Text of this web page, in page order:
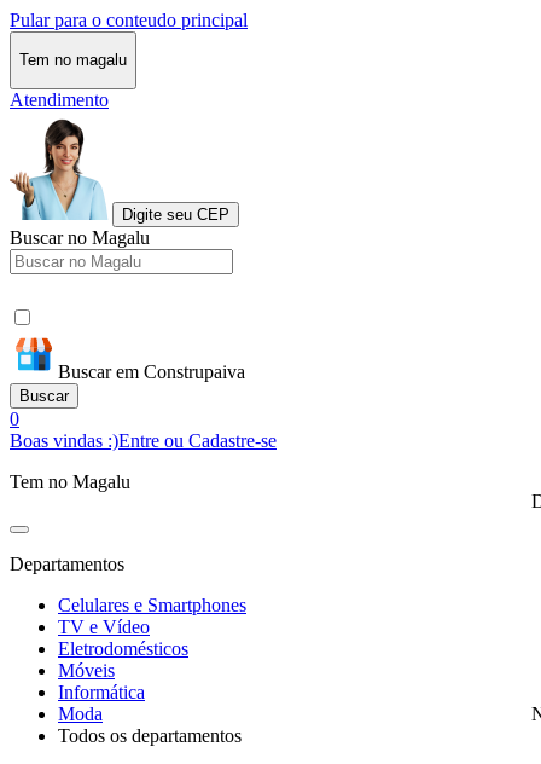
Pular para o conteudo principal
Tem no magalu
Atendimento
Digite seu CEP
Buscar no Magalu
Buscar em Construpaiva
Buscar
0
Boas vindas :)Entre ou Cadastre-se
Tem no Magalu
Departamentos
Celulares e Smartphones
TV e Vídeo
Eletrodomésticos
Móveis
Informática
Moda
Todos os departamentos